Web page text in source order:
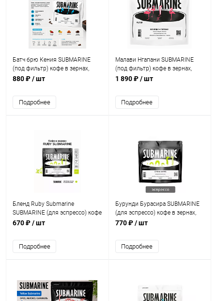
Батч брю Кения SUBMARINE
(под фильтр) кофе в зернах,
упак. 200 г.
880 ₽/ шт
Подробнее
Малави Нгапани SUBMARINE
(под фильтр) кофе в зернах,
упак. 500 г.
1 890 ₽/ шт
Подробнее
Бленд Ruby Submarine
SUBMARINE (для эспрессо) кофе
в зернах, упак. 200 г.
670 ₽/ шт
Подробнее
Бурунди Бурасира SUBMARINE
(для эспрессо) кофе в зернах,
упак. 200 г.
770 ₽/ шт
Подробнее